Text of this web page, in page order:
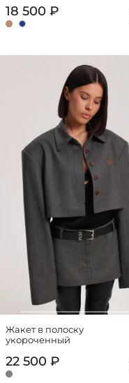
18 500 ₽
Жакет в полоску
укороченный
22 500 ₽